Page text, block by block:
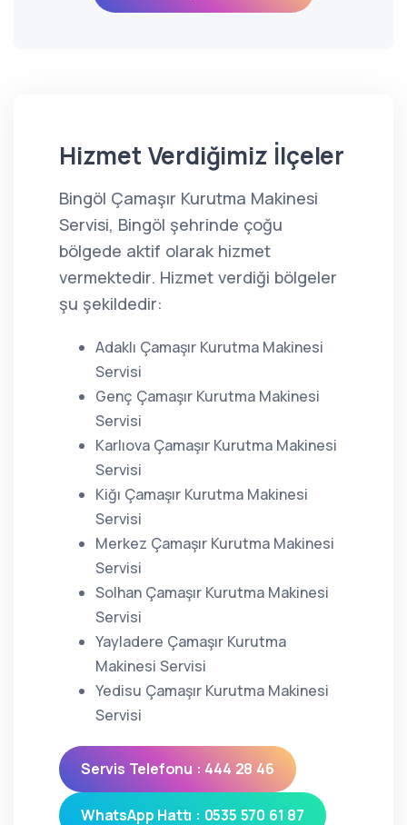
Hizmet Verdiğimiz İlçeler
Bingöl Çamaşır Kurutma Makinesi
Servisi, Bingöl şehrinde çoğu
bölgede aktif olarak hizmet
vermektedir. Hizmet verdiği bölgeler
şu şekildedir:
Adaklı Çamaşır Kurutma Makinesi
Servisi
Genç Çamaşır Kurutma Makinesi
Servisi
Karlıova Çamaşır Kurutma Makinesi
Servisi
Kiğı Çamaşır Kurutma Makinesi
Servisi
Merkez Çamaşır Kurutma Makinesi
Servisi
Solhan Çamaşır Kurutma Makinesi
Servisi
Yayladere Çamaşır Kurutma
Makinesi Servisi
Yedisu Çamaşır Kurutma Makinesi
Servisi
Servis Telefonu : 444 28 46
WhatsApp Hattı : 0535 570 61 87